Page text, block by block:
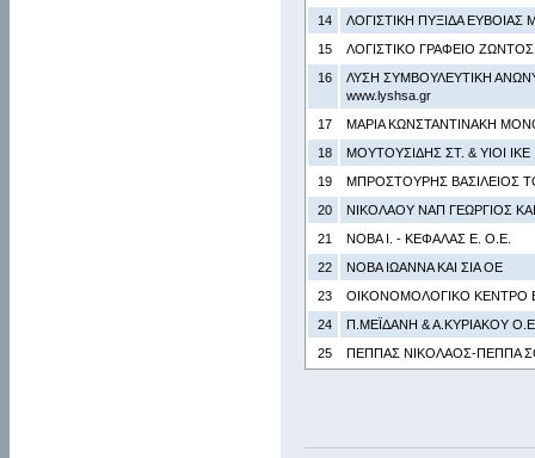
14
ΛΟΓΙΣΤΙΚΗ ΠΥΞΙΔΑ ΕΥΒΟΙΑΣ
15
ΛΟΓΙΣΤΙΚΟ ΓΡΑΦΕΙΟ ΖΩΝΤΟΣ
16
ΛΥΣΗ ΣΥΜΒΟΥΛΕΥΤΙΚΗ
www.lyshsa.gr
17
ΜΑΡΙΑ ΚΩΝΣΤΑΝΤΙΝΑΚΗ
18
ΜΟΥΤΟΥΣΙΔΗΣ ΣΤ. & ΥΙΟΙ ΙΚΕ
19
ΜΠΡΟΣΤΟΥΡΗΣ ΒΑΣΙΛΕΙΟΣ
20
ΝΙΚΟΛΑΟΥ ΝΑΠ ΓΕΩΡΓΙΟΣ ΚΑΙ
21
ΝΟΒΑ Ι. - ΚΕΦΑΛΑΣ Ε. Ο.Ε.
22
ΝΟΒΑ ΙΩΑΝΝΑ ΚΑΙ ΣΙΑ ΟΕ
23
ΟΙΚΟΝΟΜΟΛΟΓΙΚΟ ΚΕΝΤΡΟ
24
Π.ΜΕΪΔΑΝΗ & Α.ΚΥΡΙΑΚΟΥ
25
ΠΕΠΠΑΣ ΝΙΚΟΛΑΟΣ-ΠΕΠΠΑ